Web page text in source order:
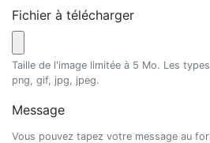
Fichier à télécharger
Taille de l'image limitée à 5 Mo. Les
png, gif, jpg, jpeg.
Message
Vous pouvez tapez votre message au